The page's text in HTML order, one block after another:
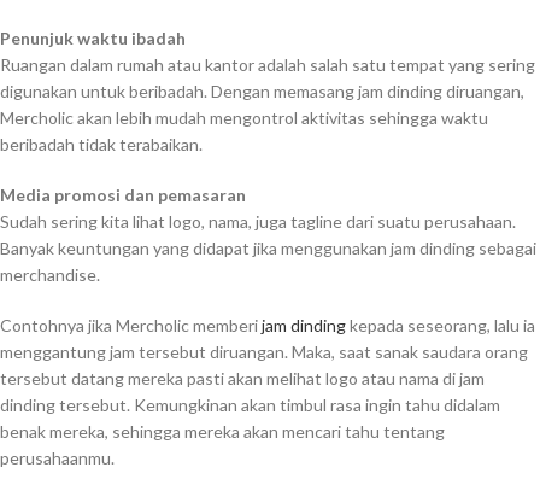
Penunjuk waktu ibadah
Ruangan dalam rumah atau kantor adalah salah satu tempat yang sering
digunakan untuk beribadah. Dengan memasang jam dinding diruangan,
Mercholic akan lebih mudah mengontrol aktivitas sehingga waktu
beribadah tidak terabaikan.
Media promosi dan pemasaran
Sudah sering kita lihat logo, nama, juga tagline dari suatu perusahaan.
Banyak keuntungan yang didapat jika menggunakan jam dinding sebagai
merchandise.
Contohnya jika Mercholic memberijam dindingkepada seseorang, lalu ia
menggantung jam tersebut diruangan. Maka, saat sanak saudara orang
tersebut datang mereka pasti akan melihat logo atau nama di jam
dinding tersebut. Kemungkinan akan timbul rasa ingin tahu didalam
benak mereka, sehingga mereka akan mencari tahu tentang
perusahaanmu.